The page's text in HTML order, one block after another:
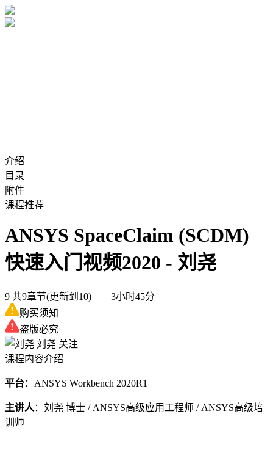
介绍
目录
附件
课程推荐
ANSYS SpaceClaim (SCDM)
快速入门视频2020 - 刘尧
9 共9章节(更新到10) 3小时45分
购买须知
盗版必究
刘尧 关注
课程内容介绍
平台：ANSYS Workbench 2020R1
主讲人 ：刘尧 博士 / ANSYS高级应用工程师 / ANSYS高级培
训师